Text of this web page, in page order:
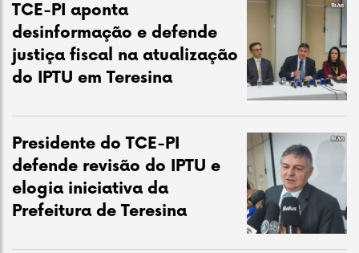
TCE-PI aponta
desinformação e defende
justiça fiscal na atualização
do IPTU em Teresina
Presidente do TCE-PI
defende revisão do IPTU e
elogia iniciativa da
Prefeitura de Teresina